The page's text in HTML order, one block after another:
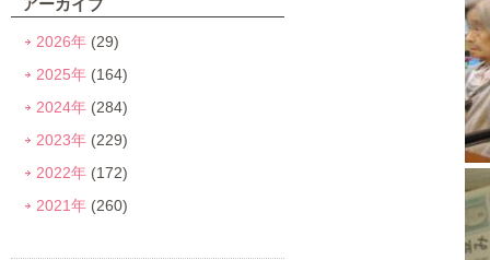
アーカイブ
2026年 (29)
2025年 (164)
2024年 (284)
2023年 (229)
2022年 (172)
2021年 (260)